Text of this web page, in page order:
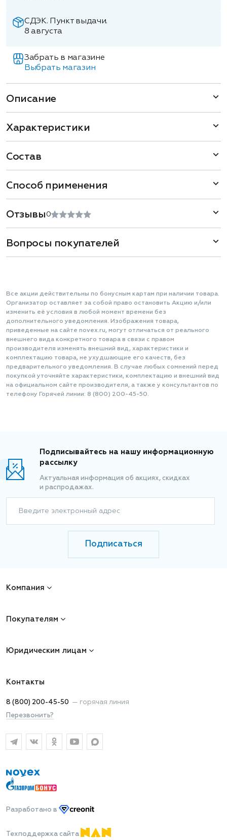
СДЭК. Пункт выдачи.
8 августа
Забрать в магазине
Выбрать магазин
Описание
Характеристики
Состав
Способ применения
Отзывы 0
Вопросы покупателей
Все акции действительны по бонусным картам при наличии товара.
Организатор оставляет за собой право остановить Акцию и/или
изменить её условия в любой момент времени без
дополнительного уведомления. Изображения товара,
приведенные на сайте novex.ru, могут отличаться от реального
внешнего вида конкретного товара в связи с правом
производителя изменять внешний вид, характеристики и
комплектацию товара, не ухудшающие его качеств, без
предварительного уведомления. В случае любых сомнений перед
покупкой уточняйте характеристики, комплектацию и внешний вид
на официальном сайте производителя, а также у консультантов по
телефону Горячей линии: 8 (800) 200-45-50.
Подписывайтесь на нашу информационную
рассылку
Актуальная информация об акциях, скидках
и распродажах.
Введите электронный адрес
Подписаться
Компания
Покупателям
Юридическим лицам
Контакты
8 (800) 200-45-50 — горячая линия
Перезвонить?
Разработано в
Техподдержка сайта